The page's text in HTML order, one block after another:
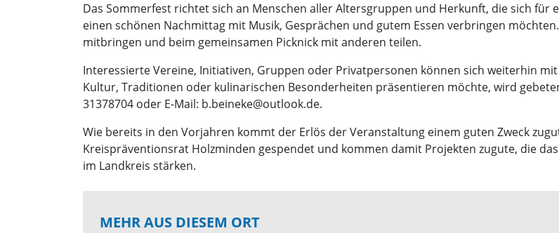
Das Sommerfest richtet sich an Menschen aller Altersgruppen und Herkunft, die sich für
einen schönen Nachmittag mit Musik, Gesprächen und gutem Essen verbringen
mitbringen und beim gemeinsamen Picknick mit anderen teilen.
Interessierte Vereine, Initiativen, Gruppen oder Privatpersonen können sich weiterhin
Kultur, Traditionen oder kulinarischen Besonderheiten präsentieren möchte, wird
31378704 oder E-Mail: b.beineke@outlook.de.
Wie bereits in den Vorjahren kommt der Erlös der Veranstaltung einem guten Zweck
Kreispräventionsrat Holzminden gespendet und kommen damit Projekten zugute, die
im Landkreis stärken.
MEHR AUS DIESEM ORT